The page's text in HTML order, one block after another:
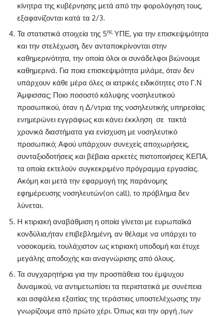
κίνητρα της κυβέρνησης μετά από την φορολόγηση τους,
εξαφανίζονται κατά τα 2/3.
Τα στατιστικά στοιχεία της 5ης ΥΠΕ, για την επισκεψιμότητα
και την στελέχωση, δεν ανταποκρίνονται στην
καθημερινότητα, την οποία όλοι οι συνάδελφοι βιώνουμε
καθημερινά. Για ποια επισκεψιμότητα μιλάμε, όταν δεν
υπάρχουν κάθε μέρα όλες οι ιατρικές ειδικότητες στο Γ.Ν
Άμφισσας; Ποιο ποσοστό κάλυψης νοσηλευτικού
προσωπικού, όταν η Δ/ντρια της νοσηλευτικής υπηρεσίας
ενημερώνει εγγράφως και κάνει έκκληση σε τακτά
χρονικά διαστήματα για ενίσχυση με νοσηλευτικό
προσωπικό; Aφού υπάρχουν συνεχείς αποχωρήσεις,
συνταξιοδοτήσεις και βέβαια αρκετές πιστοποιήσεις ΚΕΠΑ,
τα οποία εκτελούν συγκεκριμένο πρόγραμμα εργασίας.
Ακόμη και μετά την εφαρμογή της παράνομης
εφημέρευσης νοσηλευτών(on call), το πρόβλημα δεν
λύνεται.
Η κτιριακή αναβάθμιση η οποία γίνεται με ευρωπαϊκά
κονδύλια,ήταν επιβεβλημένη, αν θέλαμε να υπάρχει το
νοσοκομείο, τουλάχιστον ως κτιριακή υποδομή και έτυχε
μεγάλης αποδοχής και αναγνώρισης από όλους.
Τα συγχαρητήρια για την προσπάθεια του έμψυχου
δυναμικού, να αντιμετωπίσει τα περιστατικά με συνέπεια
και ασφάλεια εξαιτίας της τεράστιας υποστελέχωσης την
γνωρίζουμε από πρώτο χέρι. Όπως και την οργή ,των